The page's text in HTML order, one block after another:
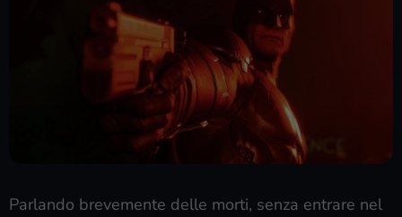
Parlando brevemente delle morti, senza entrare nel